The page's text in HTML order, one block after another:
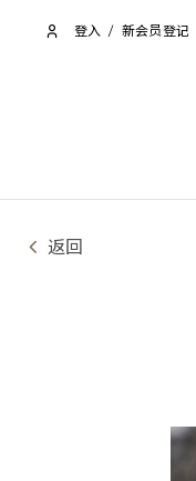
登入 / 新会员登记
返回